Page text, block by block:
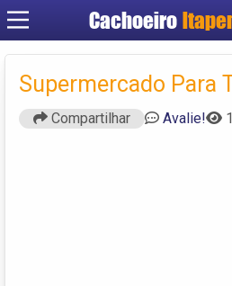
Cachoeiro
Criar
Supermercado Para
Compartilhar Avalie!